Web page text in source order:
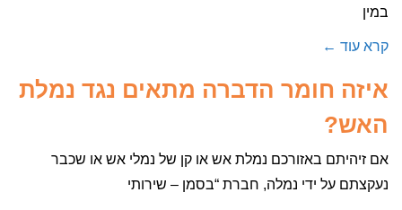
במין
קרא עוד ←
איזה חומר הדברה מתאים נגד נמלת
האש?
אם זיהיתם באזורכם נמלת אש או קן של נמלי אש או שכבר
נעקצתם על ידי נמלה, חברת “בסמן – שירותי